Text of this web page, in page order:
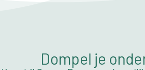
Dompel je